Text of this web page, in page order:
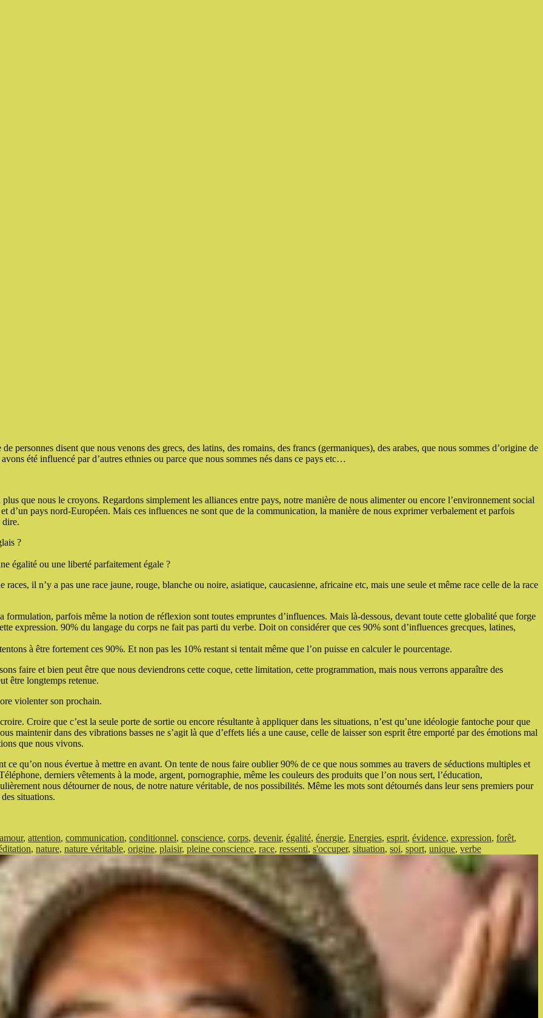
personnes disent que nous venons des grecs, des latins, des romains, des francs (germaniques), des arabes, que nous sommes d’origine de
été influencé par d’autres ethnies ou parce que nous sommes nés dans ce pays etc…
que nous le croyons. Regardons simplement les alliances entre pays, notre manière de nous alimenter ou encore l’environnement social
d’un pays nord-Européen. Mais ces influences ne sont que de la communication, la manière de nous exprimer verbalement et parfois
dire.
?
égalité ou une liberté parfaitement égale ?
il n’y a pas une race jaune, rouge, blanche ou noire, asiatique, caucasienne, africaine etc, mais une seule et même race celle de la race
formulation, parfois même la notion de réflexion sont toutes empruntes d’influences. Mais là-dessous, devant toute cette globalité que forge
expression. 90% du langage du corps ne fait pas parti du verbe. Doit on considérer que ces 90% sont d’influences grecques, latines,
à être fortement ces 90%. Et non pas les 10% restant si tentait même que l’on puisse en calculer le pourcentage.
faire et bien peut être que nous deviendrons cette coque, cette limitation, cette programmation, mais nous verrons apparaître des
être longtemps retenue.
violenter son prochain.
Croire que c’est la seule porte de sortie ou encore résultante à appliquer dans les situations, n’est qu’une idéologie fantoche pour que
maintenir dans des vibrations basses ne s’agit là que d’effets liés a une cause, celle de laisser son esprit être emporté par des émotions mal
que nous vivons.
ce qu’on nous évertue à mettre en avant. On tente de nous faire oublier 90% de ce que nous sommes au travers de séductions multiples et
derniers vêtements à la mode, argent, pornographie, même les couleurs des produits que l’on nous sert, l’éducation,
nous détourner de nous, de notre nature véritable, de nos possibilités. Même les mots sont détournés dans leur sens premiers pour
situations.
amour, attention, communication, conditionnel, conscience, corps, devenir, égalité, énergie, Energies, esprit, évidence, expression, forêt,
, nature, nature véritable, origine, plaisir, pleine conscience, race, ressenti, s'occuper, situation, soi, sport, unique, verbe